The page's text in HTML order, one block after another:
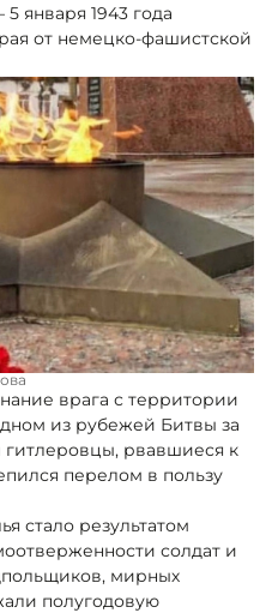
января 1943 года
от немецко-фашистской
врага с территории
из рубежей Битвы за
гитлеровцы, рвавшиеся к
перелом в пользу
стало результатом
солдат и
мирных
полугодовую